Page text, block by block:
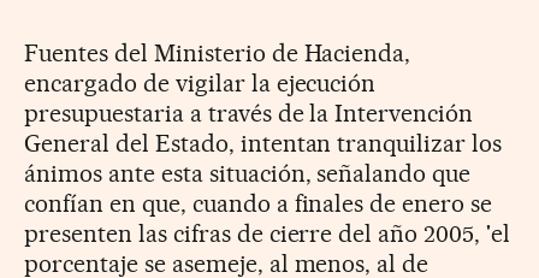
Fuentes del Ministerio de Hacienda,
encargado de vigilar la ejecución
presupuestaria a través de la Intervención
General del Estado, intentan tranquilizar los
ánimos ante esta situación, señalando que
confían en que, cuando a finales de enero se
presenten las cifras de cierre del año 2005, 'el
porcentaje se asemeje, al menos, al de